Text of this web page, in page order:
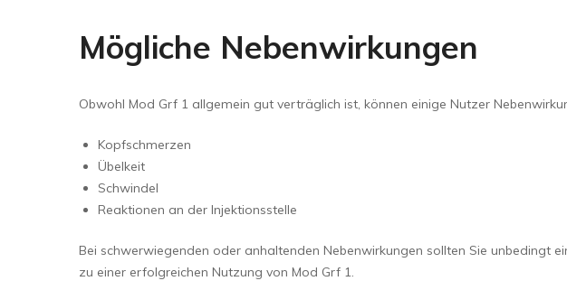
Mögliche Nebenwirkungen
Obwohl Mod Grf 1 allgemein gut verträglich ist, können einige Nutzer
Kopfschmerzen
Übelkeit
Schwindel
Reaktionen an der Injektionsstelle
Bei schwerwiegenden oder anhaltenden Nebenwirkungen sollten Sie unbedingt
zu einer erfolgreichen Nutzung von Mod Grf 1.